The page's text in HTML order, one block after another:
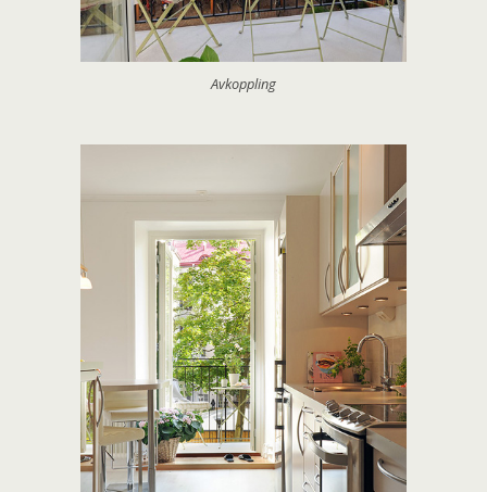
Avkoppling